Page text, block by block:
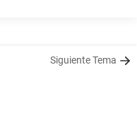
Siguiente Tema